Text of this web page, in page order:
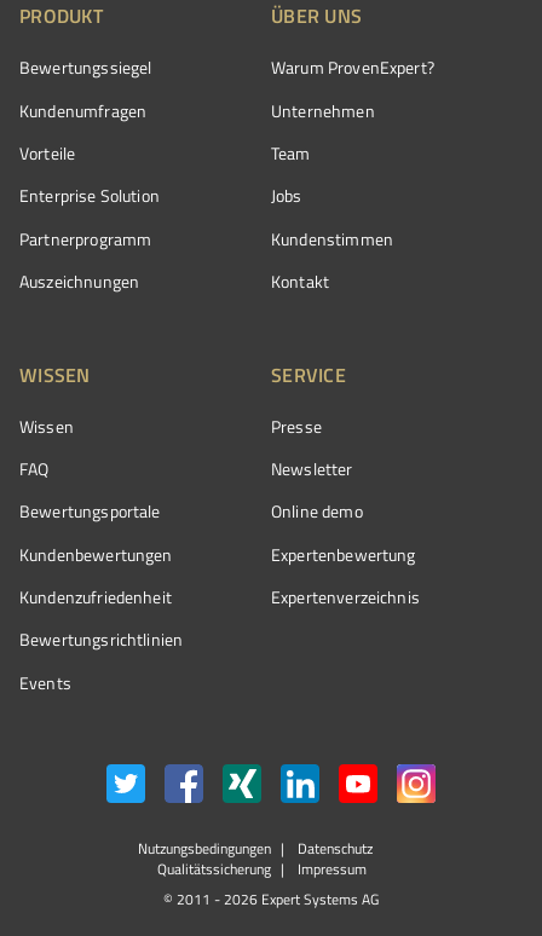
PRODUKT
Bewertungssiegel
Kundenumfragen
Vorteile
Enterprise Solution
Partnerprogramm
Auszeichnungen
ÜBER UNS
Warum ProvenExpert?
Unternehmen
Team
Jobs
Kundenstimmen
Kontakt
WISSEN
Wissen
FAQ
Bewertungsportale
Kundenbewertungen
Kundenzufriedenheit
Bewertungs­richtlinien
Events
SERVICE
Presse
Newsletter
Online demo
Expertenbewertung
Expertenverzeichnis
Nutzungsbedingungen
Datenschutz
Qualitätssicherung
Impressum
© 2011 - 2026 Expert Systems AG